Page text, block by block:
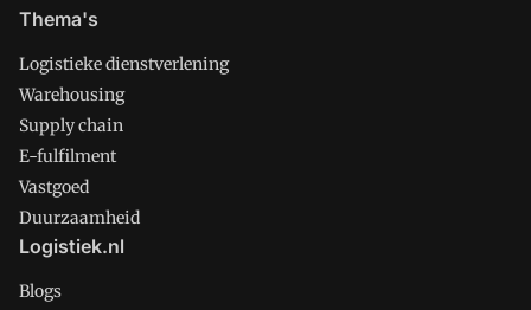
Thema's
Logistieke dienstverlening
Warehousing
Supply chain
E-fulfilment
Vastgoed
Duurzaamheid
Logistiek.nl
Blogs